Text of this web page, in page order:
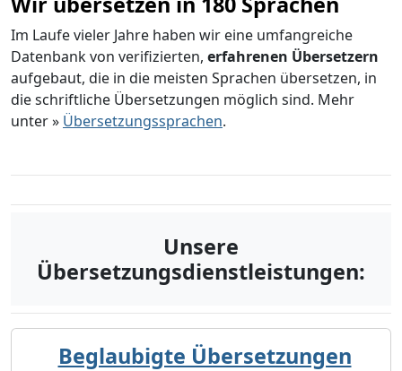
Im Laufe vieler Jahre haben wir eine umfangreiche
Datenbank von verifizierten, erfahrenen Übersetzern
aufgebaut, die in die meisten Sprachen übersetzen, in
die schriftliche Übersetzungen möglich sind. Mehr
unter » Übersetzungssprachen.
Unsere
Übersetzungsdienstleistungen:
Beglaubigte Übersetzungen